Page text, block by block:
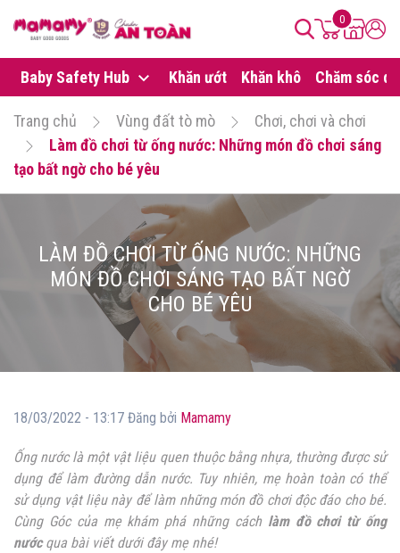
0
Baby Safety Hub Khăn ướt Khăn khô Chăm sóc da
Trang chủ Vùng đất tò mò
Chơi, chơi và chơi
Làm đồ chơi từ ống nước: Những món đồ chơi sáng
tạo bất ngờ cho bé yêu
LÀM ĐỒ CHƠI TỪ ỐNG NƯỚC: NHỮNG
MÓN ĐỒ CHƠI SÁNG TẠO BẤT NGỜ
CHO BÉ YÊU
18/03/2022 - 13:17 Đăng bởi Mamamy
Ống nước là một vật liệu quen thuộc bằng nhựa, thường được sử
dụng để làm đường dẫn nước. Tuy nhiên, mẹ hoàn toàn có thể
sử dụng vật liệu này để làm những món đồ chơi độc đáo cho bé.
Cùng Góc của mẹ khám phá những cáchlàm đồ chơi từ ống
nướcqua bài viết dưới đây mẹ nhé!